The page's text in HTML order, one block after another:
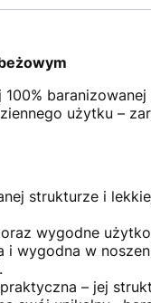
użytku –
strukturze i
oraz wygodne
i wygodna w
– jej